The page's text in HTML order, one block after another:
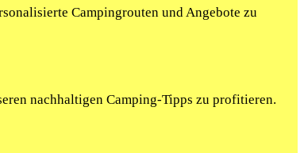
Campingrouten und Angebote zu
nachhaltigen Camping-Tipps zu profitieren.